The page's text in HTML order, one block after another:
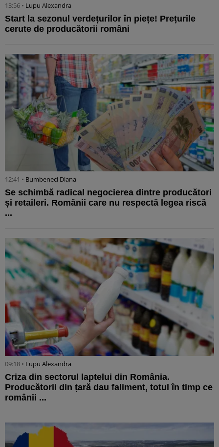
13:56 • Lupu Alexandra
Start la sezonul verdețurilor în piețe! Prețurile
cerute de producătorii români
12:41 • Bumbeneci Diana
Se schimbă radical negocierea dintre producători
și retaileri. Românii care nu respectă legea riscă
...
09:18 • Lupu Alexandra
Criza din sectorul laptelui din România.
Producătorii din țară dau faliment, totul în timp ce
românii ...